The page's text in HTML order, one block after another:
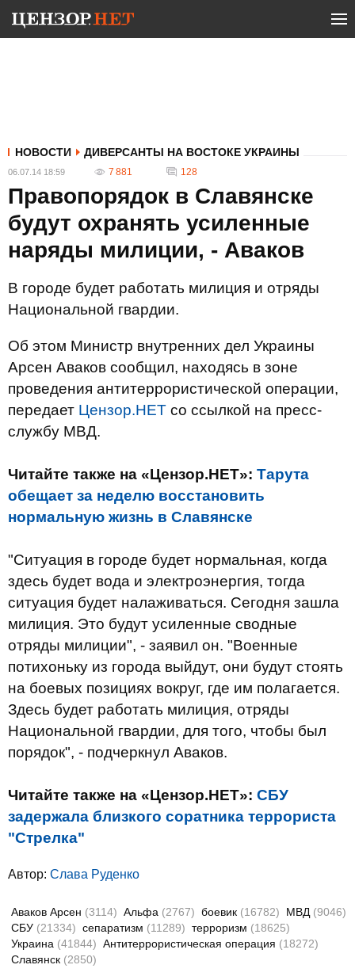
НОВОСТИ ДИВЕРСАНТЫ НА ВОСТОКЕ УКРАИНЫ
06.07.14 18:59 7 881 128
Правопорядок в Славянске
будут охранять усиленные
наряды милиции, - Аваков
В городе будет работать милиция и отряды
Национальной гвардии.
Об этом Министр внутренних дел Украины
Арсен Аваков сообщил, находясь в зоне
проведения антитеррористической операции,
передает Цензор.НЕТ со ссылкой на пресс-
службу МВД.
Читайте также на «Цензор.НЕТ»: Тарута
обещает за неделю восстановить
нормальную жизнь в Славянске
"Ситуация в городе будет нормальная, когда
здесь будет вода и электроэнергия, тогда
ситуация будет налаживаться. Сегодня зашла
милиция. Это будут усиленные сводные
отряды милиции", - заявил он. "Военные
потихоньку из города выйдут, они будут стоять
на боевых позициях вокруг, где им полагается.
Здесь будет работать милиция, отряды
Национальной гвардии, для того, чтобы был
порядок", - подчеркнул Аваков.
Читайте также на «Цензор.НЕТ»: СБУ
задержала близкого соратника террориста
"Стрелка"
Автор: Слава Руденко
Аваков Арсен (3114) Альфа (2767) боевик (16782) МВД (9046)
СБУ (21334) сепаратизм (11289) терроризм (18625)
Украина (41844) Антитеррористическая операция (18272)
Славянск (2850)